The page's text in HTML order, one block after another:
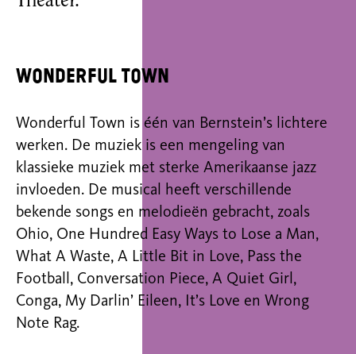
Wonderful Town
Wonderful Town is één van Bernstein’s lichtere
werken. De muziek is een mengeling van
klassieke muziek met sterke Amerikaanse jazz
invloeden. De musical heeft verschillende
bekende songs en melodieën gebracht, zoals
Ohio, One Hundred Easy Ways to Lose a Man,
What A Waste, A Little Bit in Love, Pass the
Football, Conversation Piece, A Quiet Girl,
Conga, My Darlin’ Eileen, It’s Love en Wrong
Note Rag.